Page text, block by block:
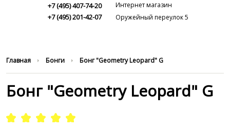
+7 (495) 407-74-20
+7 (495) 201-42-07
Интернет магазин
Оружейный переулок 5
Главная Бонги Бонг "Geometry Leopard" G
Бонг "Geometry Leopard" G